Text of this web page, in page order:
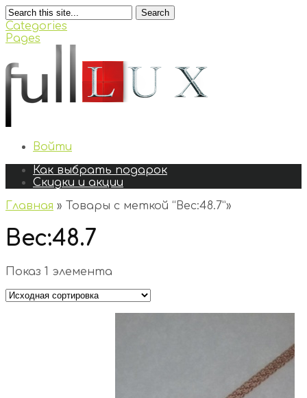
Search
Categories
Pages
Войти
Как выбрать подарок
Скидки и акции
Главная » Товары с меткой “Вес:48.7”»
Вес:48.7
Показ 1 элемента